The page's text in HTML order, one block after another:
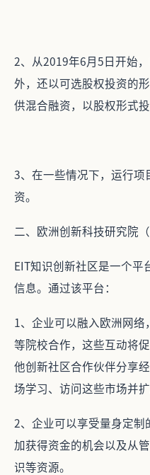
2、从2019年6月5日开始
外，还以可选股权投资的
供混合融资，以股权形式
3、在一些情况下，运行
资。
二、欧洲创新科技研究院
EIT知识创新社区是一个
信息。通过该平台：
1、企业可以融入欧洲网
等院校合作，这些互动将
他创新社区合作伙伴分享
场学习、访问这些市场并扩
2、企业可以享受量身定
加获得资金的机会以及从
识等资源。